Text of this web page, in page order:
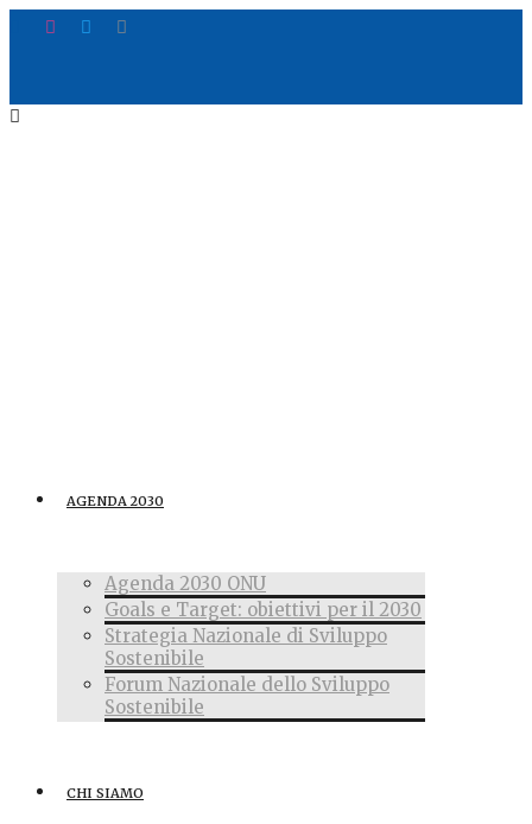
AGENDA 2030
Agenda 2030 ONU
Goals e Target: obiettivi per il 2030
Strategia Nazionale di Sviluppo
Sostenibile
Forum Nazionale dello Sviluppo
Sostenibile
CHI SIAMO